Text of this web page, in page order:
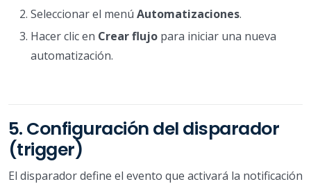
Seleccionar el menú Automatizaciones.
Hacer clic en Crear flujo para iniciar una nueva
automatización.
5. Configuración del disparador
(trigger)
El disparador define el evento que activará la notificación